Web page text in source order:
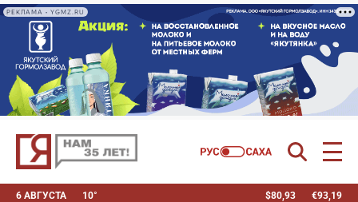
РЕКЛАМА • YGMZ.RU
6 АВГУСТА 10° $80,93 €93,19